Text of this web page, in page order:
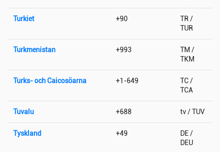
Turkiet +90
TR /
TUR
Turkmenistan +993
TM /
TKM
Turks- och Caicosöarna +1-649
TC /
TCA
Tuvalu +688 tv / TUV
Tyskland +49
DE /
DEU